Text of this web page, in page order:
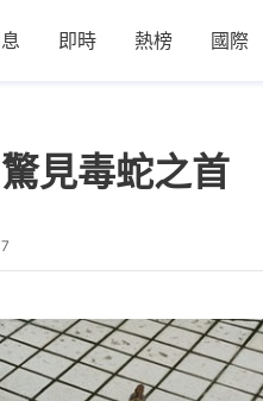
即時 熱榜 國際
驚見毒蛇之